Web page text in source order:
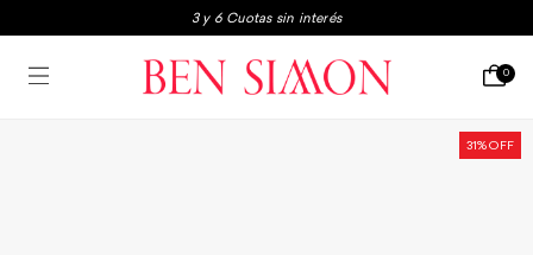
Envio gratis a partir de $250.000 0
31% OFF